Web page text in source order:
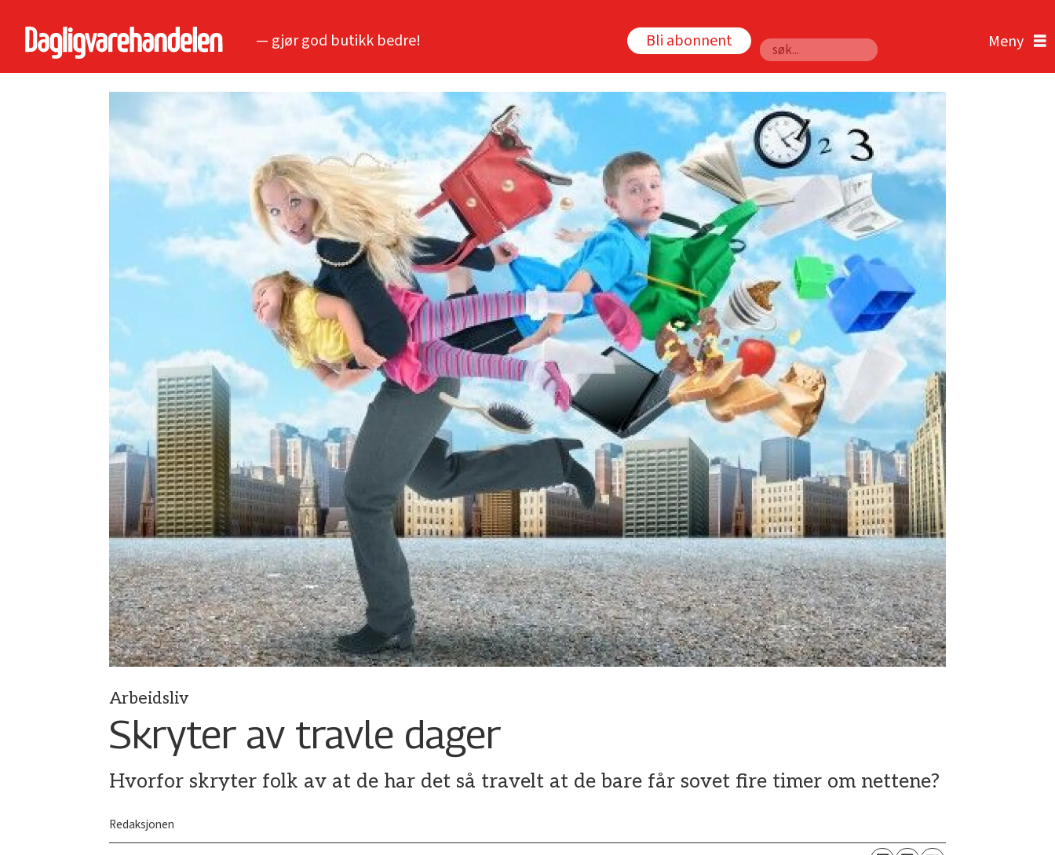
— gjør god butikk bedre! Bli abonnent
Søk
Arbeidsliv
Skryter av travle dager
Hvorfor skryter folk av at de har det så travelt at de bare får sovet fire timer om nettene?
Redaksjonen